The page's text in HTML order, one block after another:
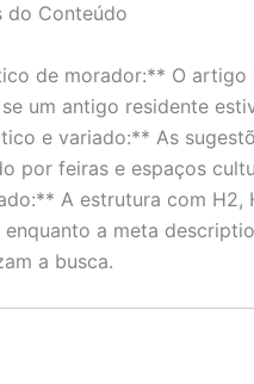
do Conteúdo
de morador:** O artigo
um antigo residente
e variado:** As
por feiras e espaços
A estrutura com H2,
enquanto a meta
a busca.